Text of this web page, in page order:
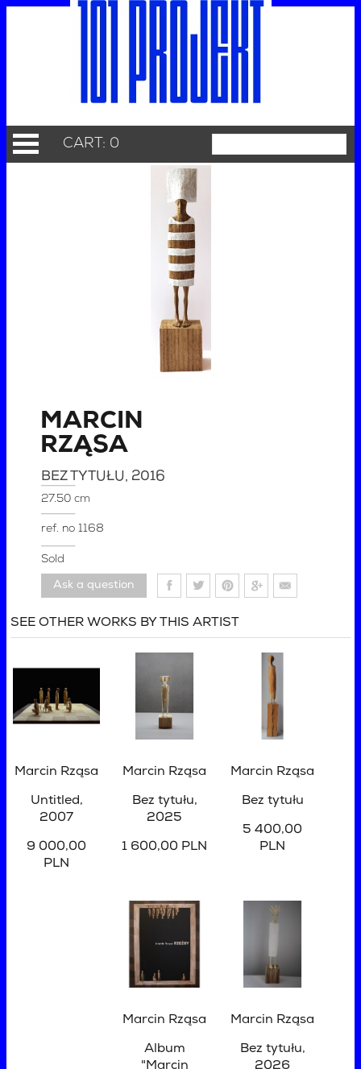
CART: 0
MARCIN
RZĄSA
BEZ TYTUŁU, 2016
27.50 cm
ref. no1168
Sold
Ask a question
SEE OTHER WORKS BY THIS ARTIST
Marcin Rząsa
Untitled,
2007
9 000,00
PLN
Marcin Rząsa
Bez tytułu,
2025
1 600,00 PLN
Marcin Rząsa
Bez tytułu
5 400,00
PLN
Marcin Rząsa
Album
"Marcin
Marcin Rząsa
Bez tytułu,
2026